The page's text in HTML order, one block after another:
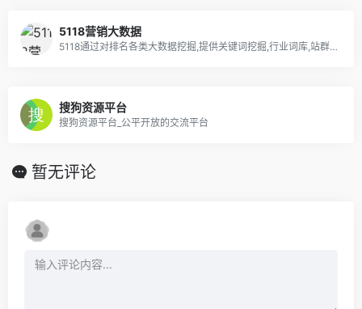
5118营销大数据
5118通过对排名各类大数据挖掘,提供关键词挖掘,行业词库,站群权重监控,关键词排名监控,指数词,流量词挖掘工具等排名工作人员必备百度站长工具平台
搜狗资源平台
搜狗资源平台_公平开放的交流平台
暂无评论